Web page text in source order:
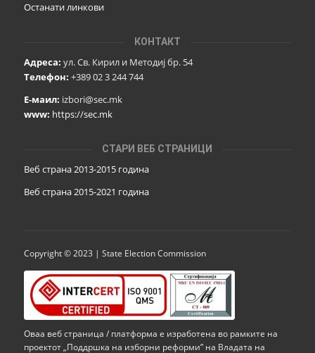
Останати линкови
КОНТАКТ
Адреса: ул. Св. Кирил и Методиј бр. 54
Телефон: +389 02 3 244 744
Е-маил: izbori@sec.mk
www: https://sec.mk
СТАРИ ВЕБ СТРАНИЦИ
Веб страна 2013-2015 година
Веб страна 2015-2021 година
Copyright © 2023 | State Election Commission
Оваа веб страница / платформа е изработена во рамките на
проектот „Поддршка на изборни реформи” на Владата на